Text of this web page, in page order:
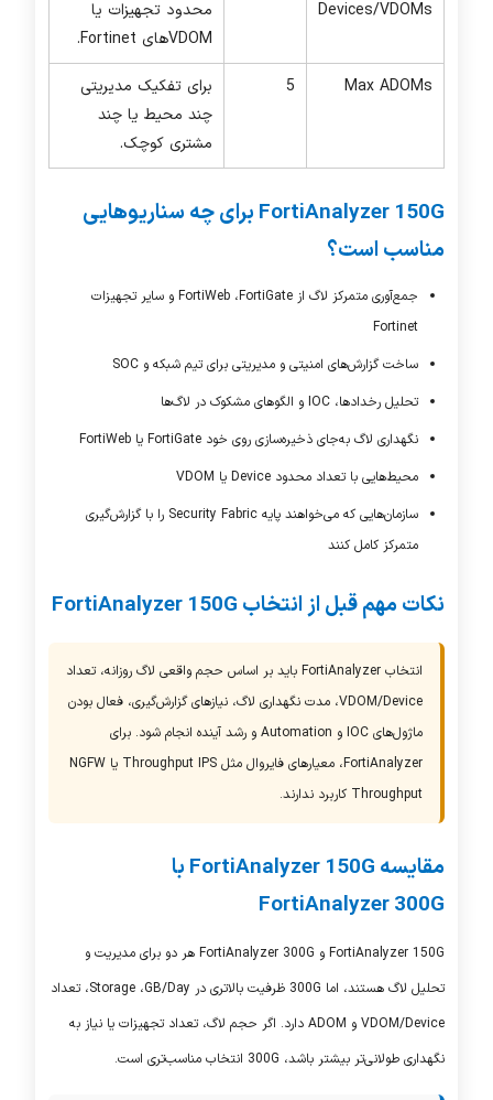
Devices/VDOMs
محدود تجهیزات یا
VDOMهای Fortinet
.
Max ADOMs
5
برای تفکیک مدیریتی
چند محیط یا چند
مشتری کوچک.
FortiAnalyzer 150G برای چه سناریوهایی
مناسب است؟
جمع‌آوری متمرکز لاگ از FortiGate، FortiWeb و سایر تجهیزات
Fortinet
ساخت گزارش‌های امنیتی و مدیریتی برای تیم شبکه و SOC
تحلیل رخدادها، IOC و الگوهای مشکوک در لاگ‌ها
نگهداری لاگ به‌جای ذخیره‌سازی روی خود FortiGate یا FortiWeb
محیط‌هایی با تعداد محدود Device یا
VDOM
سازمان‌هایی که می‌خواهند پایه Security Fabric را با گزارش‌گیری
متمرکز کامل کنند
نکات مهم قبل از انتخاب FortiAnalyzer 150G
انتخاب FortiAnalyzer باید بر اساس حجم واقعی لاگ روزانه، تعداد
Device/
VDOM، مدت نگهداری لاگ، نیازهای گزارش‌گیری، فعال بودن
ماژول‌های IOC و Automation و رشد آینده انجام شود. برای
FortiAnalyzer، معیارهای فایروال مثل IPS
NGFW
Throughput کاربرد ندارند.
مقایسه FortiAnalyzer 150G با
FortiAnalyzer 300G
FortiAnalyzer 150G و FortiAnalyzer 300G هر دو برای مدیریت و
تحلیل لاگ هستند، اما 300G ظرفیت بالاتری در
GB/Day، Storage، تعداد
Device/
VDOM و ADOM دارد. اگر حجم لاگ، تعداد تجهیزات یا نیاز به
نگهداری طولانی‌تر بیشتر باشد، 300G انتخاب مناسب‌تری است.